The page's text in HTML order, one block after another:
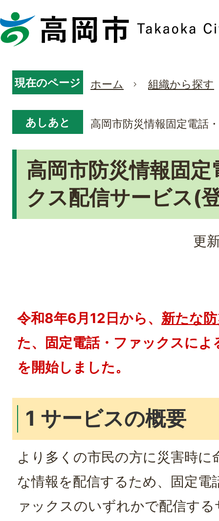
現在のページ ホーム 組織から探す
あしあと 高岡市防災情報固定電話
高岡市防災情報固
クス配信サービス(
更
令和8年6月12日から、 新たな
た、固定電話・ファックスによ
を開始しました。
1 サービスの概要
より多くの市民の方に災害時に
な情報を配信するため、固定電
ァックスのいずれかで配信す